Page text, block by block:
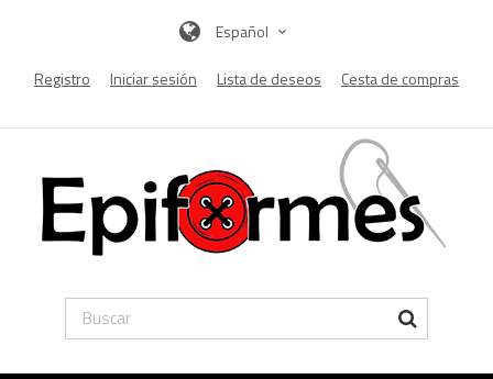
Español
Registro Iniciar sesión Lista de deseos Cesta de compras